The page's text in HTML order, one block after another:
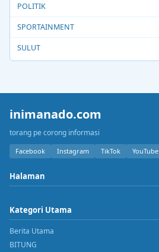
POLITIK
SPORTAINMENT
SULUT
inimanado.com
torang pe corong informasi
Facebook Instagram TikTok YouTube
Halaman
Kategori Utama
Berita Utama
BITUNG